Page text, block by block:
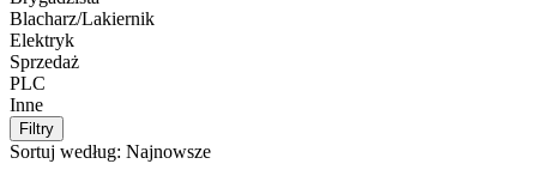
Blacharz/Lakiernik
Elektryk
Sprzedaż
PLC
Inne
Filtry
Sortuj według: Najnowsze